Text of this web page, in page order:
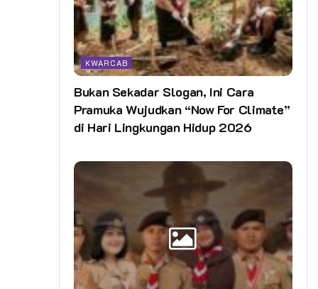
KWARCAB
Bukan Sekadar Slogan, Ini Cara
Pramuka Wujudkan “Now For Climate”
di Hari Lingkungan Hidup 2026